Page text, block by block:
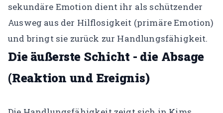
sekundäre Emotion dient ihr als schützender
Ausweg aus der Hilflosigkeit (primäre Emotion)
und bringt sie zurück zur Handlungsfähigkeit.
Die äußerste Schicht - die Absage
(Reaktion und Ereignis)